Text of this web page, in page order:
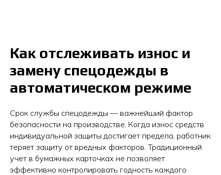
Как отслеживать износ и
замену спецодежды в
автоматическом режиме
Срок службы спецодежды — важнейший фактор
безопасности на производстве. Когда износ средств
индивидуальной защиты достигает предела, работник
теряет защиту от вредных факторов. Традиционный
учет в бумажных карточках не позволяет
эффективно контролировать годность каждого